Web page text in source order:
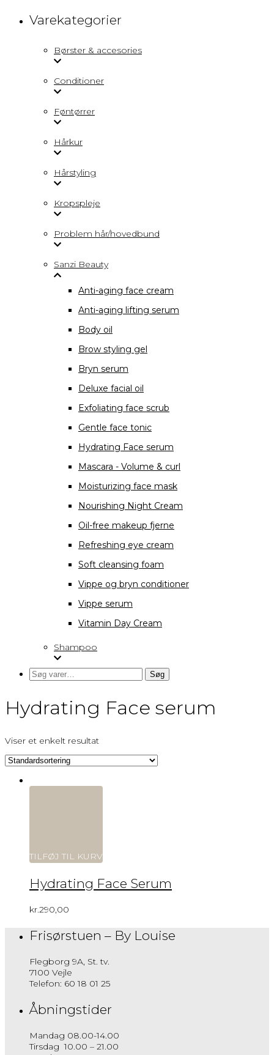
Varekategorier
Børster & accesories
Conditioner
Føntørrer
Hårkur
Hårstyling
Kropspleje
Problem hår/hovedbund
Sanzi Beauty
Anti-aging face cream
Anti-aging lifting serum
Body oil
Brow styling gel
Bryn serum
Deluxe facial oil
Exfoliating face scrub
Gentle face tonic
Hydrating Face serum
Mascara - Volume & curl
Moisturizing face mask
Nourishing Night Cream
Oil-free makeup fjerne
Refreshing eye cream
Soft cleansing foam
Vippe og bryn conditioner
Vippe serum
Vitamin Day Cream
Shampoo
Søg
efter:
Søg
Hydrating Face serum
Viser et enkelt resultat
TILFØJ TIL KURV
Hydrating Face Serum
kr.290,00
Frisørstuen – By Louise
Flegborg 9A, St. tv.
7100 Vejle
Telefon: 60 18 01 25
Åbningstider
Mandag 08.00-14.00
Tirsdag 10.00 – 21.00